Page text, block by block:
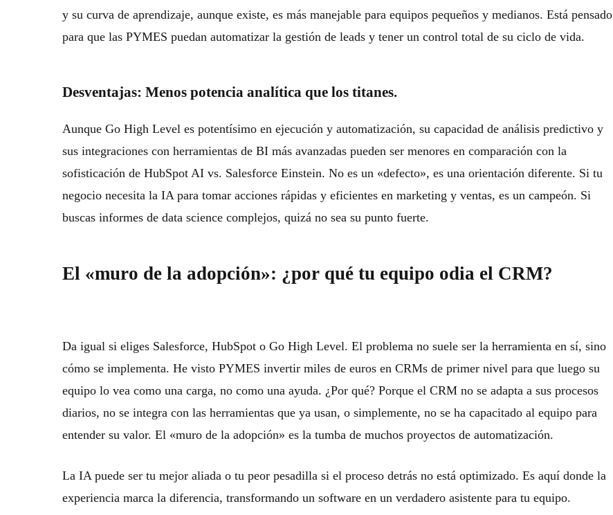
y su curva de aprendizaje, aunque existe, es más manejable para equipos pequeños y medianos. Está pensado
para que las PYMES puedan automatizar la gestión de leads y tener un control total de su ciclo de vida.
Desventajas: Menos potencia analítica que los titanes.
Aunque Go High Level es potentísimo en ejecución y automatización, su capacidad de análisis predictivo y
sus integraciones con herramientas de BI más avanzadas pueden ser menores en comparación con la
sofisticación de HubSpot AI vs. Salesforce Einstein. No es un «defecto», es una orientación diferente. Si tu
negocio necesita la IA para tomar acciones rápidas y eficientes en marketing y ventas, es un campeón. Si
buscas informes de data science complejos, quizá no sea su punto fuerte.
El «muro de la adopción»: ¿por qué tu equipo odia el CRM?
Da igual si eliges Salesforce, HubSpot o Go High Level. El problema no suele ser la herramienta en sí, sino
cómo se implementa. He visto PYMES invertir miles de euros en CRMs de primer nivel para que luego su
equipo lo vea como una carga, no como una ayuda. ¿Por qué? Porque el CRM no se adapta a sus procesos
diarios, no se integra con las herramientas que ya usan, o simplemente, no se ha capacitado al equipo para
entender su valor. El «muro de la adopción» es la tumba de muchos proyectos de automatización.
La IA puede ser tu mejor aliada o tu peor pesadilla si el proceso detrás no está optimizado. Es aquí donde la
experiencia marca la diferencia, transformando un software en un verdadero asistente para tu equipo.